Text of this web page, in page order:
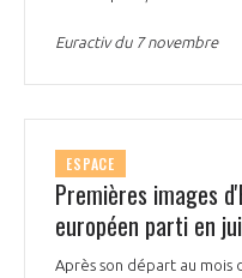
Euractiv du 7 novembre
ESPACE
Premières images
européen parti en
Après son départ au